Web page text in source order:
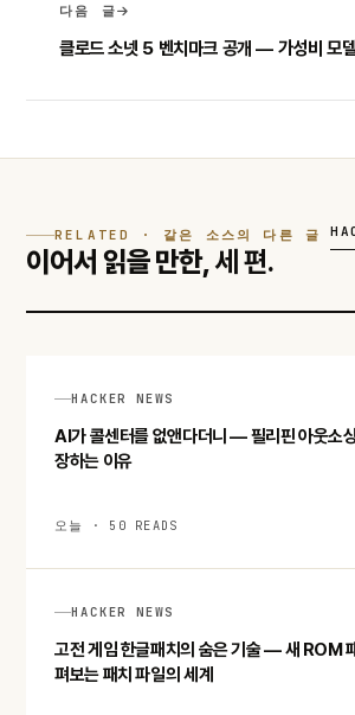
다음 글
클로드 소넷 5 벤치마크 공개 — 가성비 모
RELATED · 같은 소스의 다른 글
이어서 읽을 만한,세 편.
HACKER NEWS
AI가 콜센터를 없앤다더니 — 필리핀 아웃소
장하는 이유
오늘 · 50 READS
HACKER NEWS
고전 게임 한글패치의 숨은 기술 — 새 ROM
펴보는 패치 파일의 세계